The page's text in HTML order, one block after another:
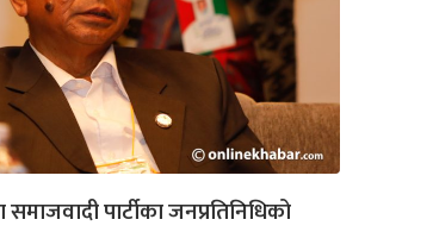
पार्टीका जनप्रतिनिधिको